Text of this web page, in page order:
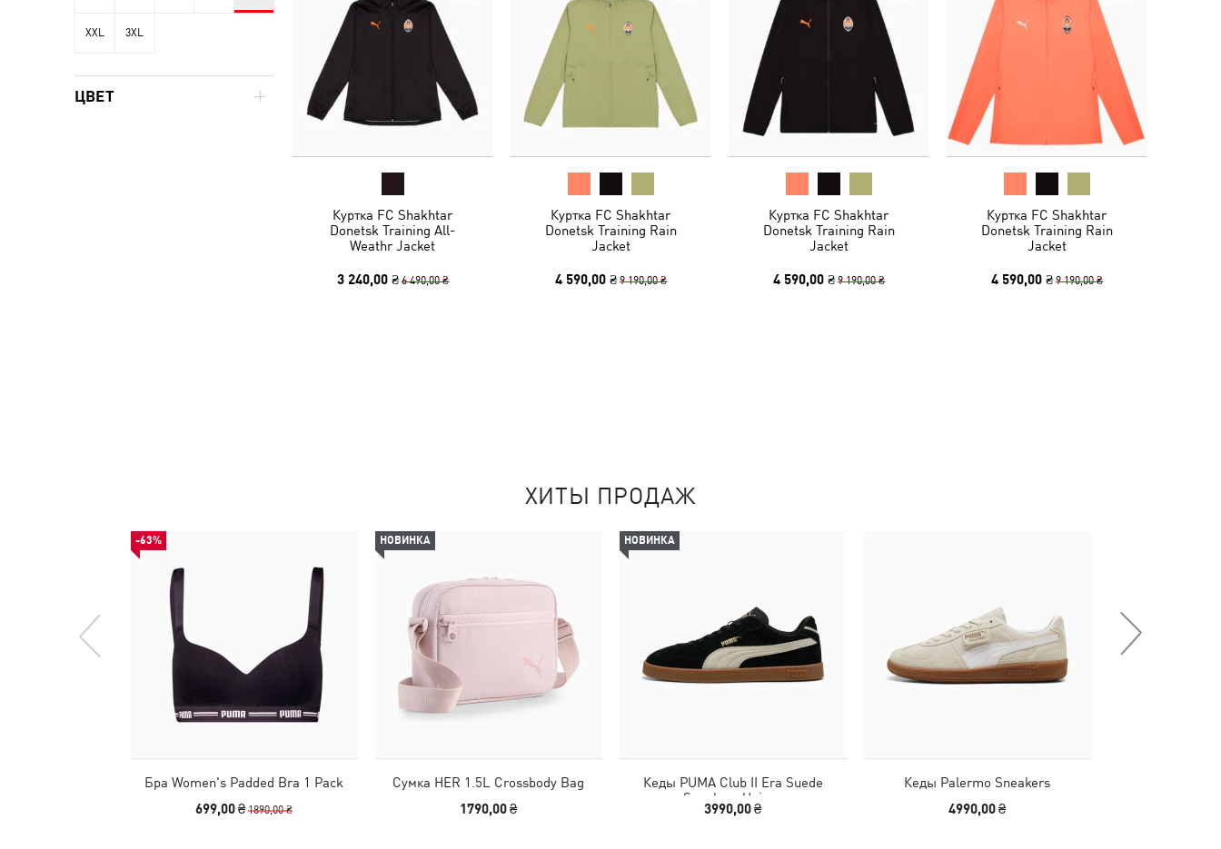
Куртка FC Shakhtar
Donetsk Training All-
Weathr Jacket
3 240,00 ₴ 6 490,00 ₴
Куртка FC Shakhtar
Donetsk Training Rain
Jacket
4 590,00 ₴ 9 190,00 ₴
Куртка FC Shakhtar
Donetsk Training Rain
Jacket
4 590,00 ₴ 9 190,00 ₴
Куртка FC Shakhtar
Donetsk Training Rain
Jacket
4 590,00 ₴ 9 190,00 ₴
XXL 3XL
ЦВЕТ
ХИТЫ ПРОДАЖ
-63%
Бра Women's Padded Bra 1 Pack
699,00 ₴1890,00 ₴
НОВИНКА
Сумка HER 1.5L Crossbody Bag
1790,00 ₴
НОВИНКА
Кеды PUMA Club II Era Suede
Sneakers Unisex
3990,00 ₴
Кеды Palermo Sneakers
4990,00 ₴